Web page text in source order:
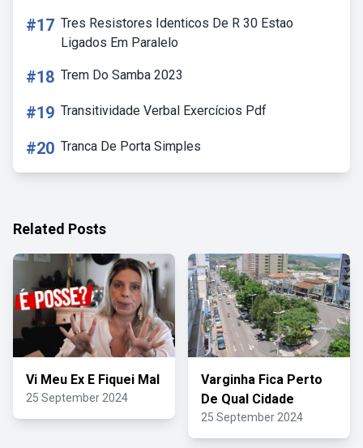
#17 Tres Resistores Identicos De R 30 Estao
Ligados Em Paralelo
#18 Trem Do Samba 2023
#19 Transitividade Verbal Exercícios Pdf
#20 Tranca De Porta Simples
Related Posts
Vi Meu Ex E Fiquei Mal
25 September 2024
Varginha Fica Perto
De Qual Cidade
25 September 2024